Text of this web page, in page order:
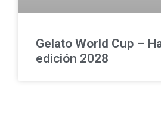
Gelato World Cup –
edición 2028